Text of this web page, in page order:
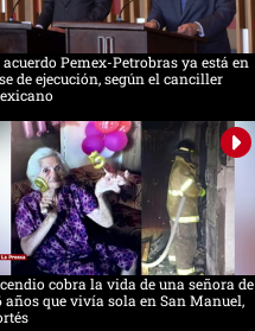
acuerdo Pemex-Petrobras ya está en
de ejecución, según el canciller
cobra la vida de una señora de
años que vivía sola en San Manuel,